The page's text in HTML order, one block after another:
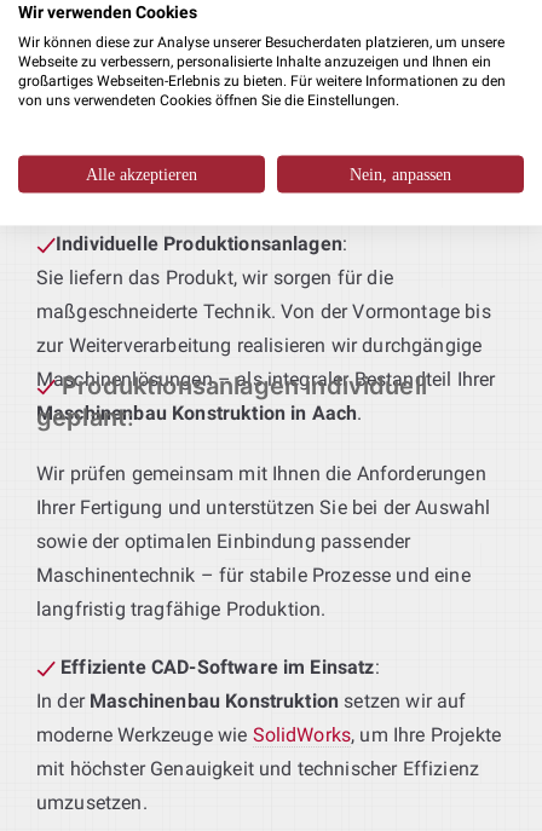
Optimierte Blechkonstruktionen:
Egal ob funktionale Schutzverkleidungen oder
Blechkomponenten, exakt zugeschnitten auf Ihre
Fertigungsprozesse.
Individuelle Produktionsanlagen:
Sie liefern das Produkt, wir sorgen für die
maßgeschneiderte Technik. Von der Vormontage bis
zur Weiterverarbeitung realisieren wir durchgängige
Maschinenlösungen – als integraler Bestandteil Ihrer
Maschinenbau Konstruktion in Aach.
Produktionsanlagen individuell
geplant:
Wir prüfen gemeinsam mit Ihnen die Anforderungen
Ihrer Fertigung und unterstützen Sie bei der Auswahl
sowie der optimalen Einbindung passender
Maschinentechnik – für stabile Prozesse und eine
langfristig tragfähige Produktion.
Effiziente CAD-Software im Einsatz:
In der Maschinenbau Konstruktion setzen wir auf
moderne Werkzeuge wie SolidWorks, um Ihre Projekte
mit höchster Genauigkeit und technischer Effizienz
umzusetzen.
Wir verwenden Cookies
Wir können diese zur Analyse unserer Besucherdaten platzieren, um unsere
Webseite zu verbessern, personalisierte Inhalte anzuzeigen und Ihnen ein
großartiges Webseiten-Erlebnis zu bieten. Für weitere Informationen zu den
von uns verwendeten Cookies öffnen Sie die Einstellungen.
Alle akzeptieren Nein, anpassen